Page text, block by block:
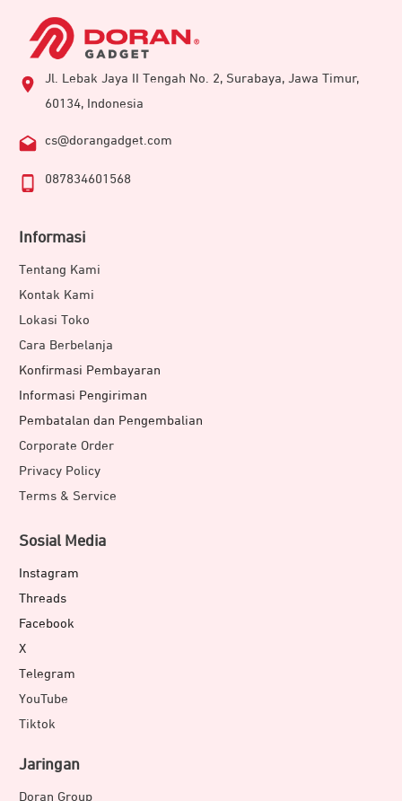
Jl. Lebak Jaya II Tengah No. 2, Surabaya, Jawa Timur,
60134, Indonesia
cs@dorangadget.com
087834601568
Informasi
Tentang Kami
Kontak Kami
Lokasi Toko
Cara Berbelanja
Konfirmasi Pembayaran
Informasi Pengiriman
Pembatalan dan Pengembalian
Corporate Order
Privacy Policy
Terms & Service
Sosial Media
Instagram
Threads
Facebook
X
Telegram
YouTube
Tiktok
Jaringan
Doran Group